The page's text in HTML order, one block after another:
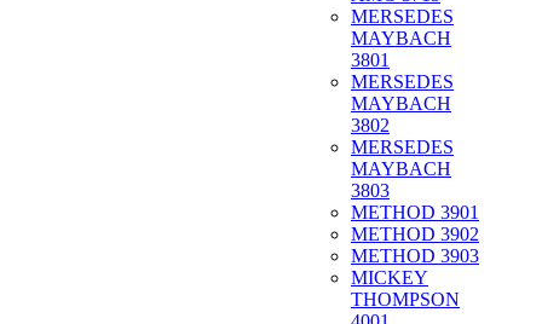
MERSEDES
MAYBACH
3801
MERSEDES
MAYBACH
3802
MERSEDES
MAYBACH
3803
METHOD 3901
METHOD 3902
METHOD 3903
MICKEY
THOMPSON